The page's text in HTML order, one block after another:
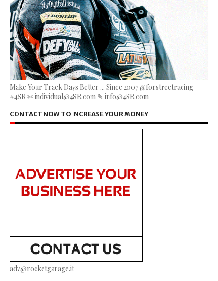
Make Your Track Days Better ... Since 2007 @forstreetracing
#4SR ✄ individual@4SR.com ✎ info@4SR.com
CONTACT NOW TO INCREASE YOUR MONEY
adv@rocketgarage.it